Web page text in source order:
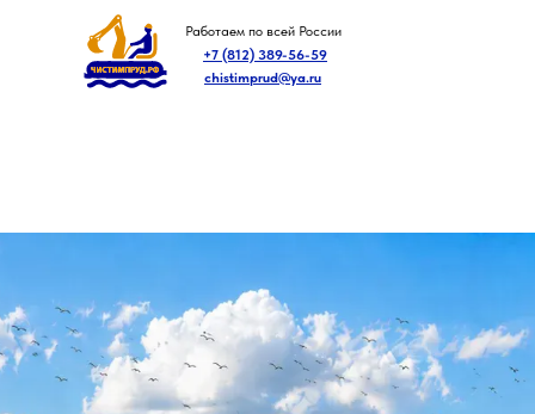
+7 (812) 389-56-59
chistimprud@ya.ru
Работаем по всей России